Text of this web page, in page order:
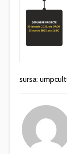
sursa: